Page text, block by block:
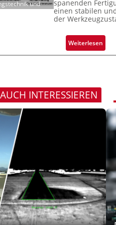
k
m
r
k
e
g
und
spanenden
einen stabilen
der
Weiterlesen:
A
r
t
e
K
o
n
INTERESSIEREN